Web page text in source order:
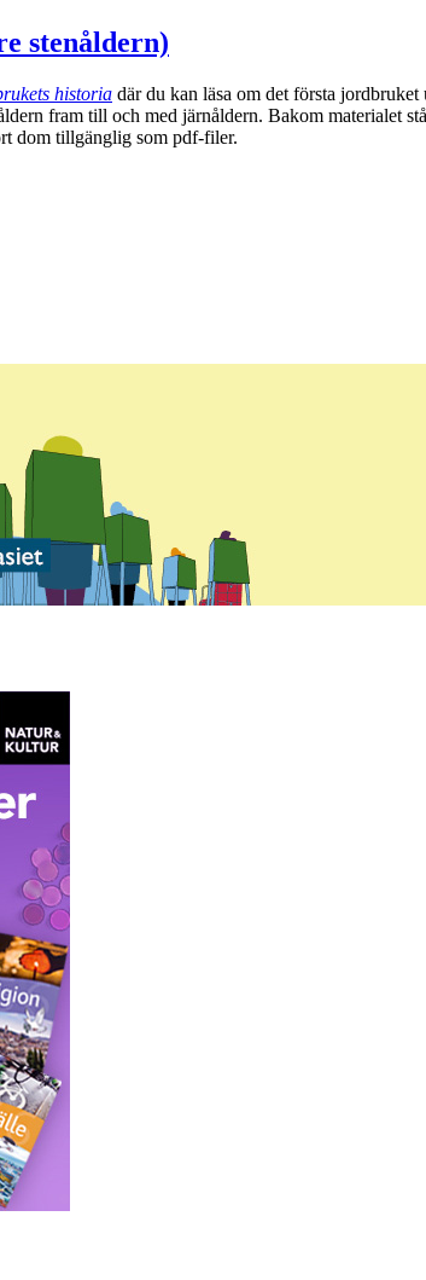
stenåldern)
historia där du kan läsa om det första
fram till och med järnåldern. Bakom materialet
dom tillgänglig som pdf-filer.